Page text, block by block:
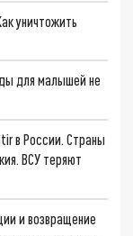
уничтожить
для малышей не
в России. Страны
ВСУ теряют
и возвращение